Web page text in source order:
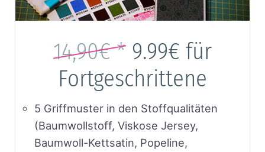
14,90€ * 9.99€ für
Fortgeschrittene
5 Griffmuster in den Stoffqualitäten
(Baumwollstoff, Viskose Jersey,
Baumwoll-Kettsatin, Popeline,